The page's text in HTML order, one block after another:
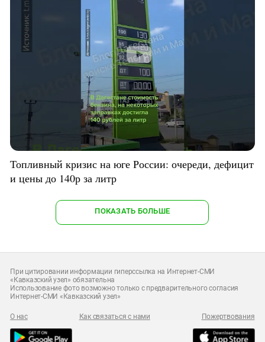
Топливный кризис на юге России: очереди, дефицит
и цены до 140р за литр
ПОКАЗАТЬ БОЛЬШЕ
При цитировании информации гиперссылка на Интернет-СМИ
«Кавказский узел» обязательна
Использование фото возможно только с предварительного согласия
Интернет-СМИ «Кавказский узел»
О нас Как связаться с нами Пожертвования